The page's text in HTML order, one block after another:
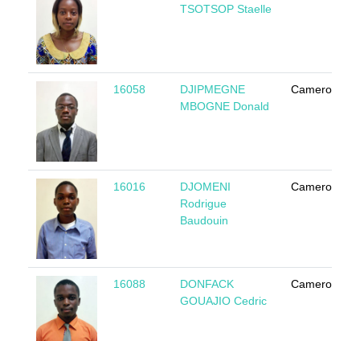
TSOTSOP Staelle
16058
DJIPMEGNE
MBOGNE Donald
Cameroun
16016
DJOMENI
Rodrigue
Baudouin
Cameroun
16088
DONFACK
GOUAJIO Cedric
Cameroun